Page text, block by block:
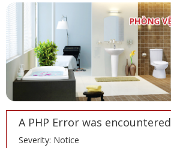
A PHP Error was encountered
Severity: Notice